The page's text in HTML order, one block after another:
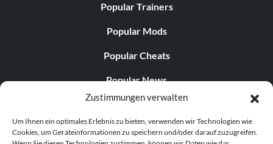
Zustimmungen verwalten
Um Ihnen ein optimales Erlebnis zu bieten, verwenden wir Technologien wie
Cookies, um Geräteinformationen zu speichern und/oder darauf zuzugreifen.
Popular Trainers
Popular Mods
Popular Cheats
Popular News
Popular Editorials
Popular Free Games